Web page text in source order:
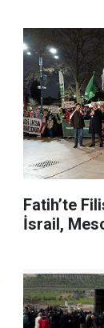
Fatih’te
İsrail,